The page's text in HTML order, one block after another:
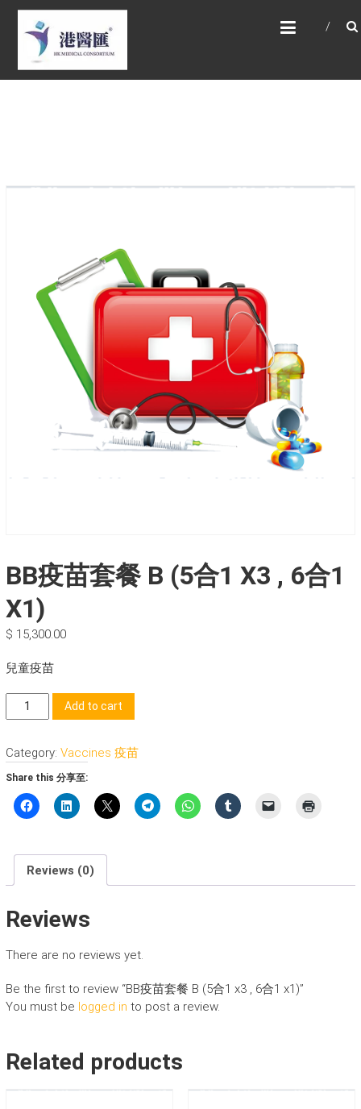
Skip
content
HONG KONG MEDICAL
CONSORTIUM LIMITED 港
醫匯
HEALTH CARE 醫健服務, GENERAL PRACTICE
BB疫苗套餐 B (5合1 X3 , 6合1
X1)
$ 15,300.00
兒童疫苗
疫
套
餐
(5
x3
合
1
x1)
Add to cart
Category: Vaccines 疫苗
Share this 分享至:
Reviews (0)
Reviews
There are no reviews yet.
Be the first to review “BB疫苗套餐 B (5合1 x3 , 6合1 x1)”
You must be logged in to post a review.
Related products